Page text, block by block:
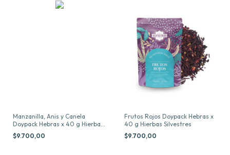
Manzanilla, Anis y Canela
Doypack Hebras x 40 g Hierbas
Silvestres
$9.700,00
Frutos Rojos Doypack Hebras x
40 g Hierbas Silvestres
$9.700,00